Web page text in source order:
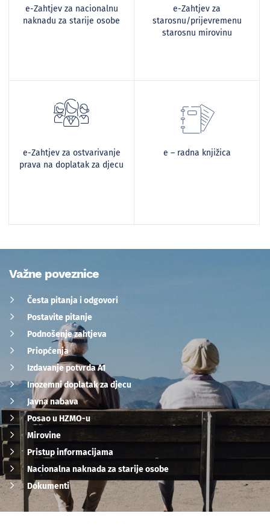
e-Zahtjev za nacionalnu
naknadu za starije osobe
e-Zahtjev za
starosnu/prijevremenu
starosnu mirovinu
e-Zahtjev za ostvarivanje
prava na doplatak za djecu
e – radna knjižica
Važne poveznice
Česta pitanja i odgovori
Postavite pitanje
Podnošenje zahtjeva
Priopćenja
Izdavanje potvrda A1
Inozemni doplatak za djecu
Javna nabava
Posao u HZMO-u
Mirovine
Pristup informacijama
Nacionalna naknada za starije osobe
Dokumenti